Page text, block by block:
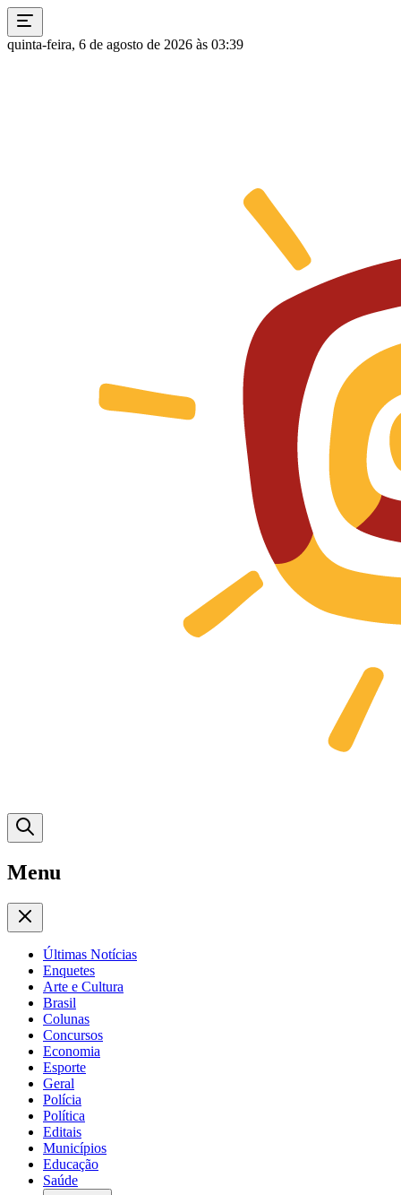
quinta-feira, 6 de agosto de 2026 às 03:39
Menu
Últimas Notícias
Enquetes
Arte e Cultura
Brasil
Colunas
Concursos
Economia
Esporte
Geral
Polícia
Política
Editais
Municípios
Educação
Saúde